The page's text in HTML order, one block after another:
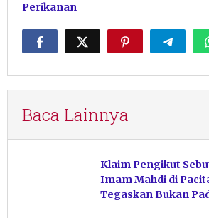
Perikanan
Baca Lainnya
Klaim Pengikut
Imam Mahdi di
Tegaskan Bukan